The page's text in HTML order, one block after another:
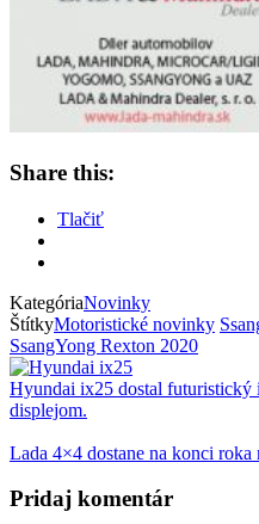
Share this:
Tlačiť
KategóriaNovinky
ŠtítkyMotoristické novinky
SsangYong Rexton 2020
Hyundai ix25 dostal
displejom.
Lada 4×4 dostane na konci
Pridaj komentár